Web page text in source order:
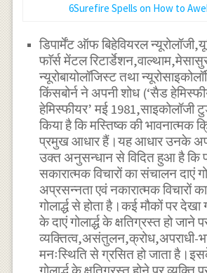
6Surefire Spells on How to
डिपार्मेंट ऑफ बिहेवियरल
फाॅर्स मेंटल
न्यूरोबायोलॉजिस्ट तथा
किंसबोर्न ने अपनी शोध (‘सैड
हेमिस्फीयर’ मई 1981,साइकोलॉजी
किया है कि मस्तिष्क की भावनात्मक
प्रमुख आधार हैं।यह आधार उनके अपने
उक्त अनुसन्धान से विदित हुआ है कि
सकारात्मक विचारों का संचालन दाएं
अप्रसन्नता एवं नकारात्मक विचारों
गोलार्द्ध से होता है।कई मौकों पर
के दाएं गोलार्द्ध के क्षतिग्रस्त हो जाने
व्यक्तित्व,असंतुलन,क्रोध,अपराधी-
मनःस्थिति से ग्रसित हो जाता